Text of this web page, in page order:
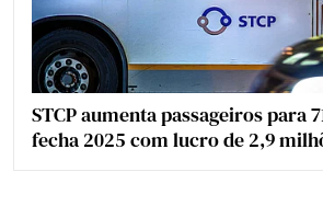
STCP aumenta passageiros para
fecha 2025 com lucro de 2,9